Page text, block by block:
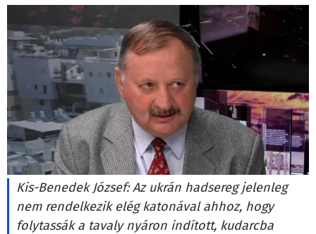
Kis-Benedek József: Az ukrán hadsereg jelenleg
nem rendelkezik elég katonával ahhoz, hogy
folytassák a tavaly nyáron indított, kudarcba